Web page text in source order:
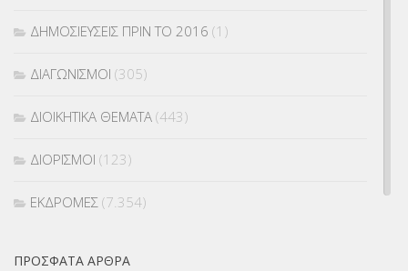
ΔΗΜΟΣΙΕΥΣΕΙΣ ΠΡΙΝ ΤΟ 2016 (1)
ΔΙΑΓΩΝΙΣΜΟΙ (305)
ΔΙΟΙΚΗΤΙΚΑ ΘΕΜΑΤΑ (443)
ΔΙΟΡΙΣΜΟΙ (123)
ΕΚΔΡΟΜΕΣ (7.354)
ΠΡΌΣΦΑΤΑ ΆΡΘΡΑ